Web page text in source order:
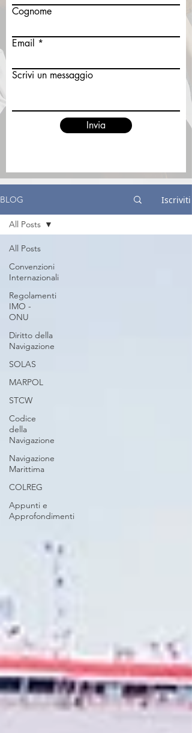
Cognome
Email
Scrivi un messaggio
Invia
BLOG Iscriviti
All Posts
Convenzioni
Internazionali
Regolamenti
IMO -
ONU
Diritto della
Navigazione
SOLAS
MARPOL
STCW
Codice
della
Navigazione
Navigazione
Marittima
COLREG
Appunti e
Approfondimenti
All Posts